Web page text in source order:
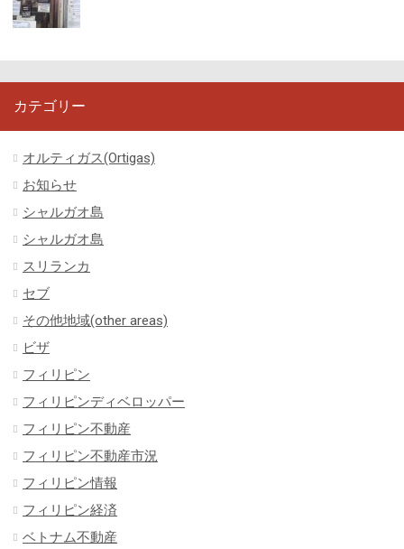
カテゴリー
オルティガス(Ortigas)
お知らせ
シャルガオ島
シャルガオ島
スリランカ
セブ
その他地域(other areas)
ビザ
フィリピン
フィリピンディベロッパー
フィリピン不動産
フィリピン不動産市況
フィリピン情報
フィリピン経済
ベトナム不動産